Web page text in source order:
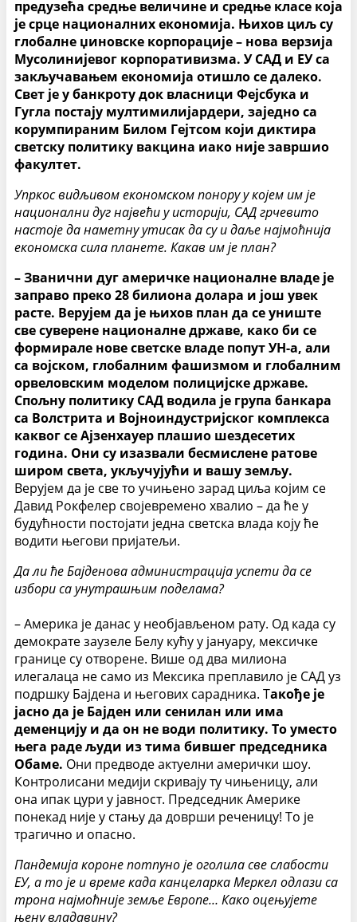
предузећа средње величине и средње класе која
је срце националних економија. Њихов циљ су
глобалне џиновске корпорације – нова верзија
Мусолинијевог корпоративизма. У САД и ЕУ са
закључавањем економија отишло се далеко.
Свет је у банкроту док власници Фејсбука и
Гугла постају мултимилијардери, заједно са
корумпираним Билом Гејтсом који диктира
светску политику вакцина иако није завршио
факултет.
Упркос видљивом економском понору у којем им је
национални дуг највећи у историји, САД грчевито
настоје да наметну утисак да су и даље најмоћнија
економска сила планете. Какав им је план?
– Званични дуг америчке националне владе је
заправо преко 28 билиона долара и још увек
расте. Верујем да је њихов план да се униште
све суверене националне државе, како би се
формирале нове светске владе попут УН-а, али
са војском, глобалним фашизмом и глобалним
орвеловским моделом полицијске државе.
Спољну политику САД водила је група банкара
са Волстрита и Војноиндустријског комплекса
каквог се Ајзенхауер плашио шездесетих
година. Они су изазвали бесмислене ратове
широм света, укључујући и вашу земљу.
Верујем да је све то учињено зарад циља којим се
Давид Рокфелер својевремено хвалио – да ће у
будућности постојати једна светска влада коју ће
водити његови пријатељи.
Да ли ће Бајденова администрација успети да се
избори са унутрашњим поделама?
– Америка је данас у необјављеном рату. Од када су
демократе заузеле Белу кућу у јануару, мексичке
границе су отворене. Више од два милиона
илегалаца не само из Мексика преплавило је САД уз
подршку Бајдена и његових сарадника. Такође је
јасно да је Бајден или сенилан или има
деменцију и да он не води политику. То уместо
њега раде људи из тима бившег председника
Обаме. Они предводе актуелни амерички шоу.
Контролисани медији скривају ту чињеницу, али
она ипак цури у јавност. Председник Америке
понекад није у стању да доврши реченицу! То је
трагично и опасно.
Пандемија короне потпуно је оголила све слабости
ЕУ, а то је и време када канцеларка Меркел одлази са
трона најмоћније земље Европе… Како оцењујете
њену владавину?